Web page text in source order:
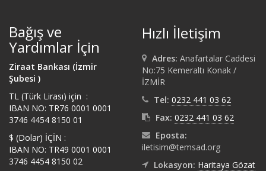
Bağış ve
Yardımlar İçin
Ziraat Bankası (İzmir
Şubesi )
TL (Türk Lirası) için :
IBAN NO: TR76 0001 0001
3746 4454 8150 01
$ (Dolar) İÇİN :
IBAN NO: TR49 0001 0001
3746 4454 8150 02
Hızlı İletişim
Adres: Anafartalar Caddesi
No:75 Kemeraltı Konak /
İZMİR
Tel: 0232 441 03 62
Fax: 0232 441 03 62
Eposta:
iletisim@temsad.org
Lokasyon: Haritaya Gözat